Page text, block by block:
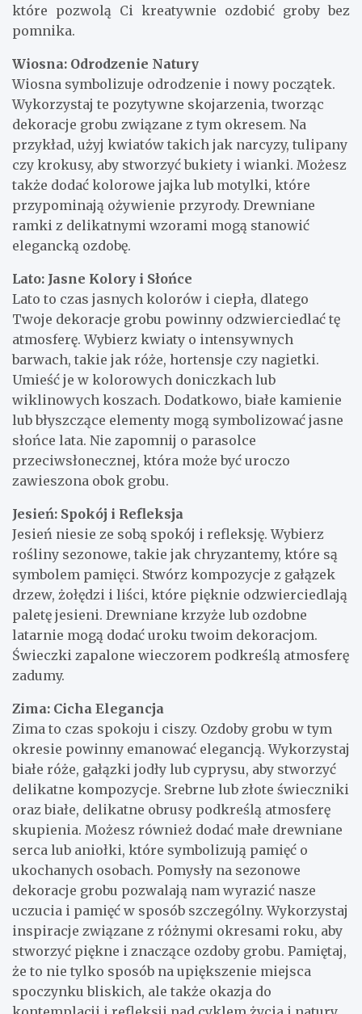
które pozwolą Ci kreatywnie ozdobić groby bez
pomnika.
Wiosna: Odrodzenie Natury
Wiosna symbolizuje odrodzenie i nowy początek.
Wykorzystaj te pozytywne skojarzenia, tworząc
dekoracje grobu związane z tym okresem. Na
przykład, użyj kwiatów takich jak narcyzy, tulipany
czy krokusy, aby stworzyć bukiety i wianki. Możesz
także dodać kolorowe jajka lub motylki, które
przypominają ożywienie przyrody. Drewniane
ramki z delikatnymi wzorami mogą stanowić
elegancką ozdobę.
Lato: Jasne Kolory i Słońce
Lato to czas jasnych kolorów i ciepła, dlatego
Twoje dekoracje grobu powinny odzwierciedlać tę
atmosferę. Wybierz kwiaty o intensywnych
barwach, takie jak róże, hortensje czy nagietki.
Umieść je w kolorowych doniczkach lub
wiklinowych koszach. Dodatkowo, białe kamienie
lub błyszczące elementy mogą symbolizować jasne
słońce lata. Nie zapomnij o parasolce
przeciwsłonecznej, która może być uroczo
zawieszona obok grobu.
Jesień: Spokój i Refleksja
Jesień niesie ze sobą spokój i refleksję. Wybierz
rośliny sezonowe, takie jak chryzantemy, które są
symbolem pamięci. Stwórz kompozycje z gałązek
drzew, żołędzi i liści, które pięknie odzwierciedlają
paletę jesieni. Drewniane krzyże lub ozdobne
latarnie mogą dodać uroku twoim dekoracjom.
Świeczki zapalone wieczorem podkreślą atmosferę
zadumy.
Zima: Cicha Elegancja
Zima to czas spokoju i ciszy. Ozdoby grobu w tym
okresie powinny emanować elegancją. Wykorzystaj
białe róże, gałązki jodły lub cyprysu, aby stworzyć
delikatne kompozycje. Srebrne lub złote świeczniki
oraz białe, delikatne obrusy podkreślą atmosferę
skupienia. Możesz również dodać małe drewniane
serca lub aniołki, które symbolizują pamięć o
ukochanych osobach. Pomysły na sezonowe
dekoracje grobu pozwalają nam wyrazić nasze
uczucia i pamięć w sposób szczególny. Wykorzystaj
inspiracje związane z różnymi okresami roku, aby
stworzyć piękne i znaczące ozdoby grobu. Pamiętaj,
że to nie tylko sposób na upiększenie miejsca
spoczynku bliskich, ale także okazja do